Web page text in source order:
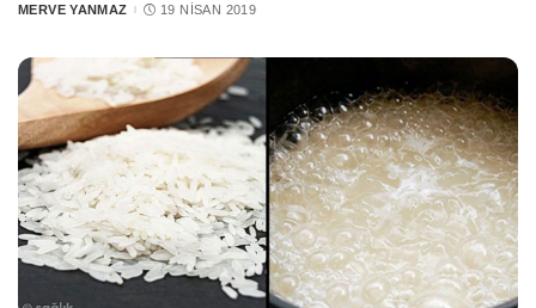
POSTED
MERVE YANMAZ 19 NISAN 2019